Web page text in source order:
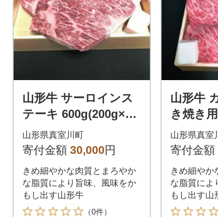
山形牛 サーロインス
テーキ 600g(200g×3
枚) ◆4573719
山形県真室川町
寄付金額 30,000円
きめ細やかな肉質とまろやか
な脂質により旨味、風味をか
もし出す山形牛
（0件）
山形牛
き焼き
73720
山形県真室
寄付金額
きめ細やか
な脂質によ
もし出す山